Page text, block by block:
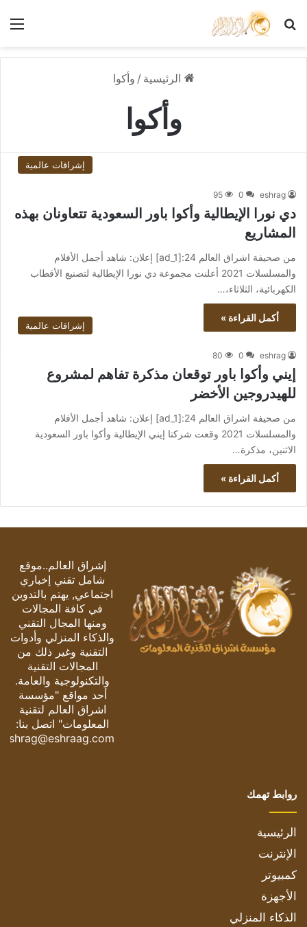
بحث عن
الرئيسية / وأكوا
وأكوا
إشراقات عالمية
eshrag
0
95
دي نورا الإيطالية وأكوا باور السعودية تتعاونان بهذه
المشاريع
من صحيفة اشراق العالم 24:[ad_1] إعلان: شاهد أجمل الأفلام
والمسلسلات 2021 أعلنت مجموعة دي نورا الإيطالية لتصنيع الأقطاب
الكهربائية، الثلاثاء،…
أكمل القراءة »
إشراقات عالمية
eshrag
0
80
إيني وأكوا باور توقعان مذكرة تفاهم لمشروع
للهيدروجين الأخضر
من صحيفة اشراق العالم 24:[ad_1] إعلان: شاهد أجمل الأفلام
والمسلسلات 2021 وقعت شركتا إيني الإيطالية وأكوا باور السعودية
الاثنين، مذكرة…
أكمل القراءة »
إشراق العالم..موقع
شامل تقني إخباري
اجتماعي, يهتم بالتدوين
في كافة المجالات
ومنها المجال التقني
والذكاء المنزلي وأدوات
التقنية وغير ذلك من
المجالات التقنية
والتكنولوجية والعامة.
أحد مواقع "مؤسسة
اشراق العالم لتقنية
المعلومات" اتصل بنا:
eshrag@eshraag.com
روابط تهمك
الرئيسية
الإنترنت
كمبيوتر
الأجهزة
الذكاء المنزلي